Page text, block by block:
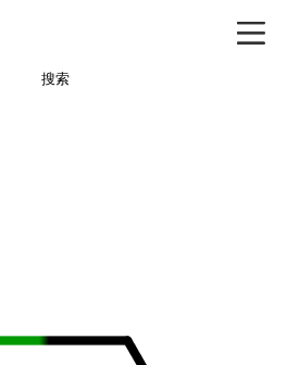
搜索